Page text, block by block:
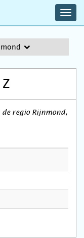
de regio Rijnmond,